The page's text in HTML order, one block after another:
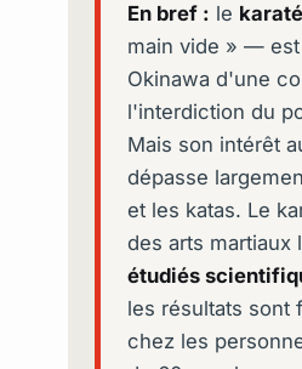
En bref : le karaté
main vide » — est
Okinawa d'une
l'interdiction du
Mais son intérêt
dépasse
et les katas. Le
des arts martiaux
étudiés
les résultats sont
chez les